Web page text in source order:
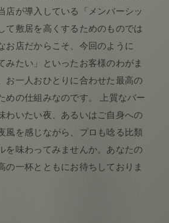
店が導入している「メンバーシッ
て敷居を高くするためのものでは
お店だからこそ、今回のように
みたい」といったお客様のわがま
お一人おひとりに合わせた最高の
めの仕組みなのです。 上質なバー
わいたい夜、あるいはご自身への
風を感じながら、プロも唸る比類
を味わってみませんか。あなたの
の一杯とともにお待ちしておりま